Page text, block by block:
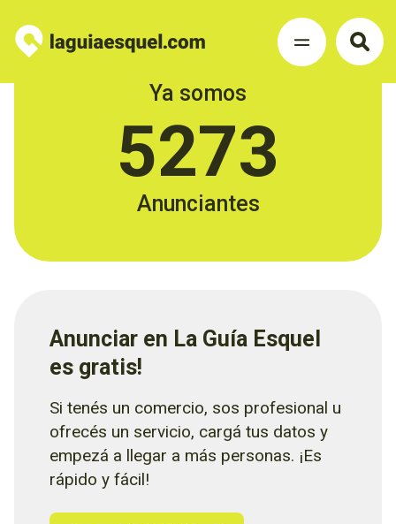
Ya somos
5273
Anunciantes
Anunciar en La Guía Esquel
es gratis!
Si tenés un comercio, sos profesional u
ofrecés un servicio, cargá tus datos y
empezá a llegar a más personas. ¡Es
rápido y fácil!